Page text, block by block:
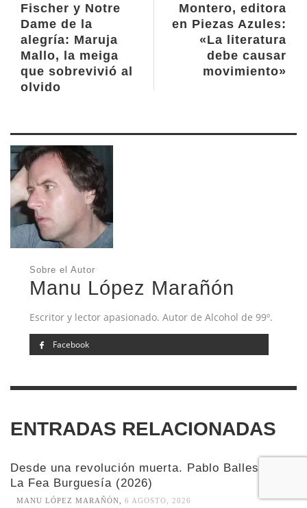
Montero, editora
en Piezas Azules:
«La literatura
debe causar
movimiento»
Fischer y Notre
Dame de la
alegría: Maruja
Mallo, la meiga
que sobrevivió al
olvido
Sobre el Autor
Manu López Marañón
Escritor y lector apasionado. Autor de Alcohol de 99º.
Facebook
ENTRADAS RELACIONADAS
Desde una revolución muerta. Pablo Ballesteros.
La Fea Burguesía (2026)
MANU LÓPEZ MARAÑÓN 6 AGOSTO, 2026